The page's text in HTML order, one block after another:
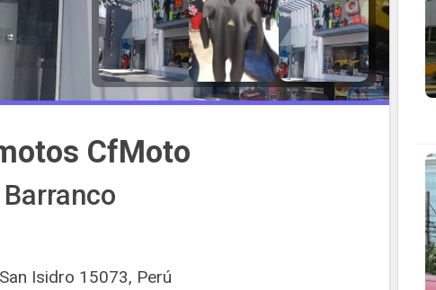
CfMoto
Isidro 15073, Perú